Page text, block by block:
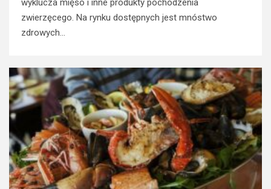
wyklucza mięso i inne produkty pochodzenia
zwierzęcego. Na rynku dostępnych jest mnóstwo
zdrowych...